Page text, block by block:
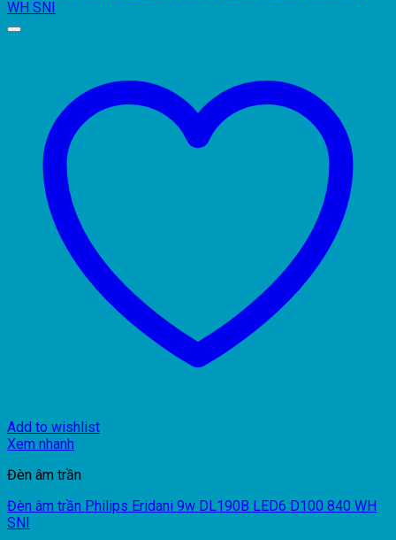
Add to wishlist
Xem nhanh
Đèn âm trần
Đèn âm trần Philips Eridani 9w DL190B LED6 D100 840 WH
SNI